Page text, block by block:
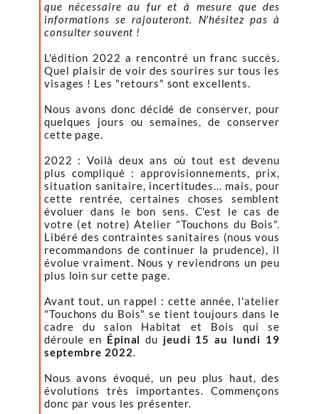
que nécessaire au fur et à mesure que des
informations se rajouteront. N'hésitez pas à
consulter souvent !
L'édition 2022 a rencontré un franc succès.
Quel plaisir de voir des sourires sur tous les
visages ! Les "retours" sont excellents.
Nous avons donc décidé de conserver, pour
quelques jours ou semaines, de conserver
cette page.
2022 : Voilà deux ans où tout est devenu
plus compliqué : approvisionnements, prix,
situation sanitaire, incertitudes... mais, pour
cette rentrée, certaines choses semblent
évoluer dans le bon sens. C'est le cas de
votre (et notre) Atelier "Touchons du Bois".
Libéré des contraintes sanitaires (nous vous
recommandons de continuer la prudence), il
évolue vraiment. Nous y reviendrons un peu
plus loin sur cette page.
Avant tout, un rappel : cette année, l'atelier
"Touchons du Bois" se tient toujours dans le
cadre du salon Habitat et Bois qui se
déroule en Épinaldu jeudi 15 au lundi 19
septembre 2022.
Nous avons évoqué, un peu plus haut, des
évolutions très importantes. Commençons
donc par vous les présenter.